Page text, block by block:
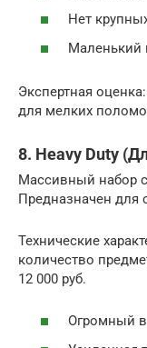
Нет
Маленький
Экспертная
для мелких
8. Heavy Duty
Массивный набор
Предназначен для
Технические
количество
12 000 руб.
Огромный